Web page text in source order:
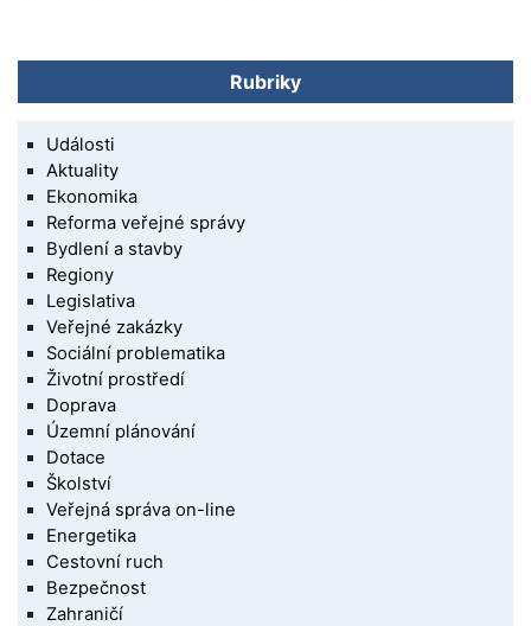
Rubriky
Události
Aktuality
Ekonomika
Reforma veřejné správy
Bydlení a stavby
Regiony
Legislativa
Veřejné zakázky
Sociální problematika
Životní prostředí
Doprava
Územní plánování
Dotace
Školství
Veřejná správa on-line
Energetika
Cestovní ruch
Bezpečnost
Zahraničí